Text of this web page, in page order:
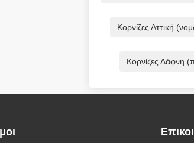
Κορνίζες Αττική
Κορνίζες Δάφνη